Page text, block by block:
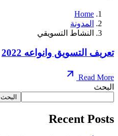
Home
المدونة
النشاط التسويقي
تعريف التسويق وانواعه 2022
Read More
البحث
البحث
Recent Posts